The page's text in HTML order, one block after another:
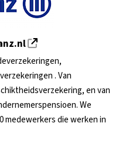
. Van
en van
We
medewerkers die werken in